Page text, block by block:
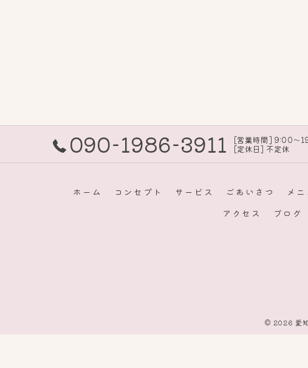
090-1986-3911 [営業時間] 9:00～
[定休日] 不定休
ホーム コンセプト サービス ごあいさつ メニ
アクセス
ブログ
© 2026 愛知